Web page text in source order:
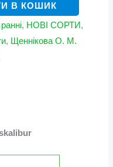
В КОШИК
, НОВІ СОРТИ,
, Щеннікова О. М.